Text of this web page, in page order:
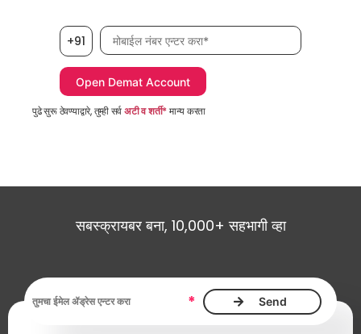
+91 मोबाईल नंबर, आवश्यक
पुढे सुरू ठेवण्याद्वारे, तुम्ही सर्वअटी व शर्ती*मान्य करता
सबस्क्रायबर बना, 10,000+ सहभागी व्हा
ईमेल ॲड्रेस, आवश्यक *